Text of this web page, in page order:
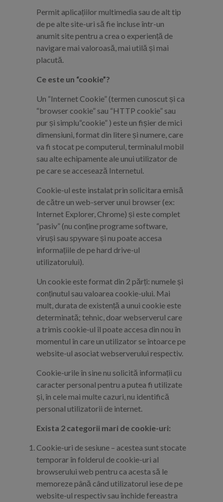
Permit aplicațiilor multimedia sau de alt tip
de pe alte site-uri să fie incluse într-un
anumit site pentru a crea o experiență de
navigare mai valoroasă, mai utilă și mai
placută.
Ce este un “cookie”?
Un “Internet Cookie” (termen cunoscut și ca
“browser cookie” sau “HTTP cookie” sau
pur și simplu“cookie” ) este un fișier de mici
dimensiuni, format din litere și numere, care
va fi stocat pe computerul, terminalul mobil
sau alte echipamente ale unui utilizator de
pe care se accesează Internetul.
Cookie-ul este instalat prin solicitara emisă
de către un web-server unui browser (ex:
Internet Explorer, Chrome) și este complet
“pasiv” (nu conține programe software,
viruși sau spyware și nu poate accesa
informațiile de pe hard drive-ul
utilizatorului).
Un cookie este format din 2 părți: numele și
conținutul sau valoarea cookie-ului. Mai
mult, durata de existență a unui cookie este
determinată; tehnic, doar webserverul care
a trimis cookie-ul îl poate accesa din nou în
momentul în care un utilizator se întoarce pe
website-ul asociat webserverului respectiv.
Cookie-urile în sine nu solicită informații cu
caracter personal pentru a putea fi utilizate
și, în cele mai multe cazuri, nu identifică
personal utilizatorii de internet.
Exista 2 categorii mari de cookie-uri:
Cookie-uri de sesiune – acestea sunt stocate
temporar în folderul de cookie-uri al
browserului web pentru ca acesta să le
memoreze până când utilizatorul iese de pe
website-ul respectiv sau închide fereastra